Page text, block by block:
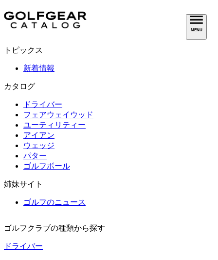
MENU
トピックス
新着情報
カタログ
ドライバー
フェアウェイウッド
ユーティリティー
アイアン
ウェッジ
パター
ゴルフボール
姉妹サイト
ゴルフのニュース
ゴルフクラブの種類から探す
ドライバー